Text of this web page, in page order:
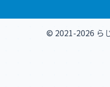
© 2021-2026 ら